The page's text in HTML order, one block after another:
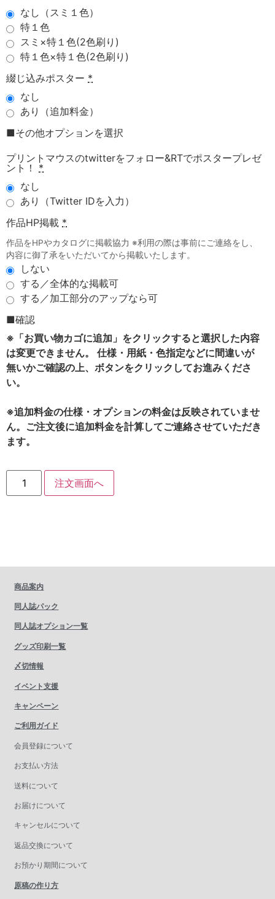
なし（スミ１色）
特１色
スミ×特１色(2色刷り)
特１色×特１色(2色刷り)
綴じ込みポスター *
なし
あり（追加料金）
■その他オプションを選択
プリントマウスのtwitterをフォロー&RTでポスタープレゼ
ント！
*
なし
あり（Twitter IDを入力）
作品HP掲載 *
作品をHPやカタログに掲載協力 ※利用の際は事前にご連絡をし、
内容に御了承をいただいてから掲載いたします。
しない
する／全体的な掲載可
する／加工部分のアップなら可
■確認
※「お買い物カゴに追加」をクリックすると選択した内容
は変更できません。 仕様・用紙・色指定などに間違いが
無いかご確認の上、ボタンをクリックしてお進みくださ
い。
※追加料金の仕様・オプションの料金は反映されていませ
ん。ご注文後に追加料金を計算してご連絡させていただき
ます。
注文画面へ
商品案内
同人誌パック
同人誌オプション一覧
グッズ印刷一覧
〆切情報
イベント支援
キャンペーン
ご利用ガイド
会員登録について
お支払い方法
送料について
お届けについて
キャンセルについて
返品交換について
お預かり期間について
原稿の作り方